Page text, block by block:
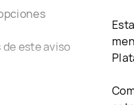
este aviso